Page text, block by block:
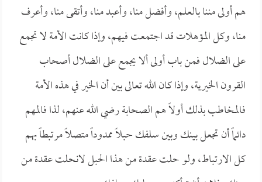
هم أولى مننا بالعلم، وأفضل منا، وأعبد منا، وأتقى منا، وأعرف
منا، وكل المؤهلات قد اجتمعت فيهم، وإذا كانت الأمة لا تجمع
على الضلال فمن باب أولى ألا يجمع على الضلال أصحاب
القرون الخيرية، وإذا كان الله تعالى بين أن الخير في هذه الأمة
فالمخاطب بذلك أولاً هم الصحابة رضي الله عنهم، لذا فالمهم
دائماً أن تجعل بينك وبين سلفك حبلاً ممدوداً متصلاً مرتبطاً بهم
كل الارتباط، ولو حلت عقدة من هذا الحبل لانحلت عقدة من